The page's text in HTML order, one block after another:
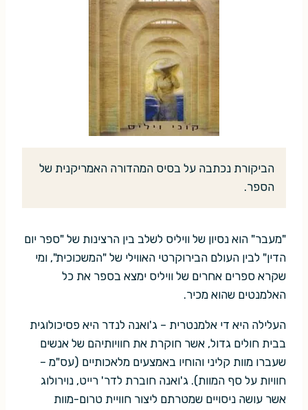
הביקורת נכתבה על בסיס המהדורה האמריקנית של
הספר.
"מעבר" הוא נסיון של וויליס לשלב בין הרצינות של "ספר יום
הדין" לבין העולם הבירוקרטי האווילי של "המשכוכית", ומי
שקרא ספרים אחרים של וויליס ימצא בספר את כל
האלמנטים שהוא מכיר.
העלילה היא די אלמנטרית – ג'ואנה לנדר היא פסיכולוגית
בבית חולים גדול, אשר חוקרת את חוויותיהם של אנשים
שעברו מוות קליני והוחיו באמצעים מלאכותיים (עס"מ –
חוויות על סף המוות). ג'ואנה חוברת לדר' רייט, נוירולוג
אשר עושה ניסויים שמטרתם ליצור חוויית טרום-מוות